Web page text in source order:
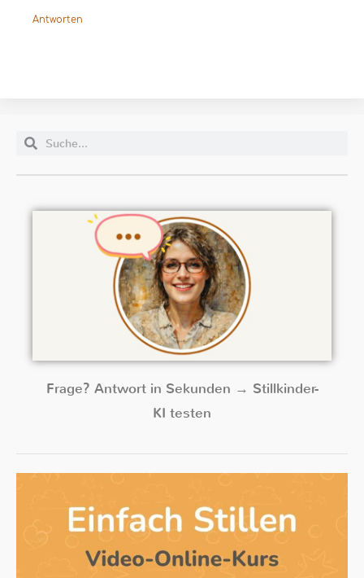
Antworten
Frage? Antwort in Sekunden → Stillkinder-
KI testen